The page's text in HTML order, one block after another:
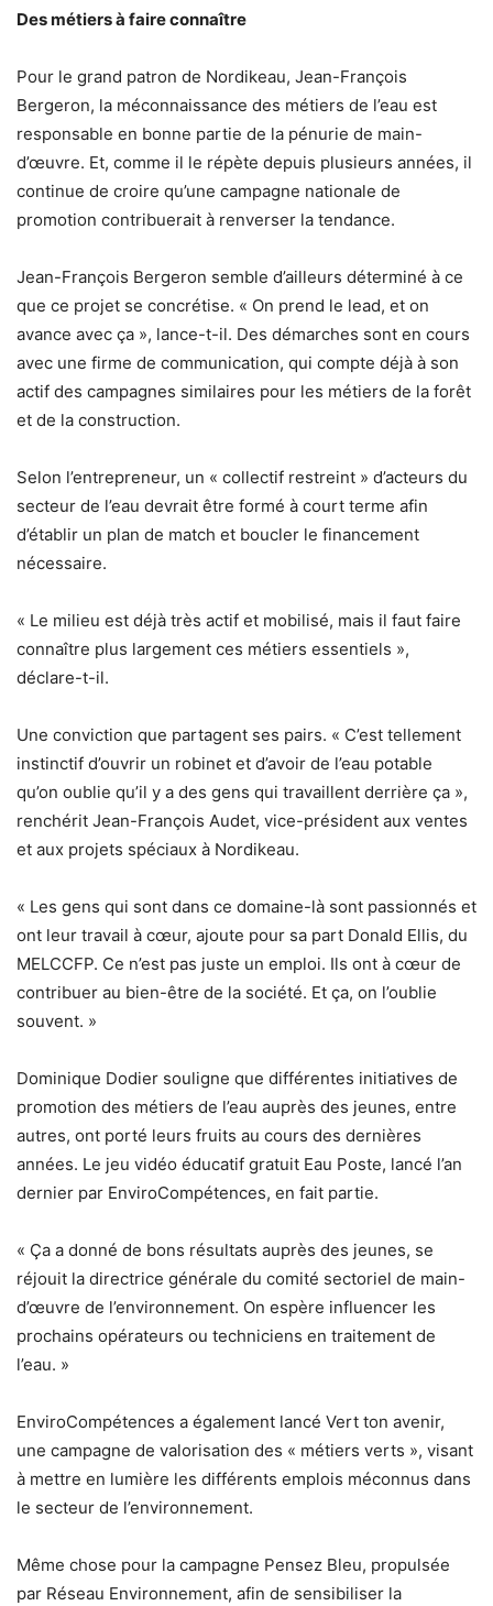
Des métiers à faire connaître
Pour le grand patron de Nordikeau, Jean-François
Bergeron, la méconnaissance des métiers de l’eau est
responsable en bonne partie de la pénurie de main-
d’œuvre. Et, comme il le répète depuis plusieurs années, il
continue de croire qu’une campagne nationale de
promotion contribuerait à renverser la tendance.
Jean-François Bergeron semble d’ailleurs déterminé à ce
que ce projet se concrétise. « On prend le lead, et on
avance avec ça », lance-t-il. Des démarches sont en cours
avec une firme de communication, qui compte déjà à son
actif des campagnes similaires pour les métiers de la forêt
et de la construction.
Selon l’entrepreneur, un « collectif restreint » d’acteurs du
secteur de l’eau devrait être formé à court terme afin
d’établir un plan de match et boucler le financement
nécessaire.
« Le milieu est déjà très actif et mobilisé, mais il faut faire
connaître plus largement ces métiers essentiels »,
déclare-t-il.
Une conviction que partagent ses pairs. « C’est tellement
instinctif d’ouvrir un robinet et d’avoir de l’eau potable
qu’on oublie qu’il y a des gens qui travaillent derrière ça »,
renchérit Jean-François Audet, vice-président aux ventes
et aux projets spéciaux à Nordikeau.
« Les gens qui sont dans ce domaine-là sont passionnés et
ont leur travail à cœur, ajoute pour sa part Donald Ellis, du
MELCCFP. Ce n’est pas juste un emploi. Ils ont à cœur de
contribuer au bien-être de la société. Et ça, on l’oublie
souvent. »
Dominique Dodier souligne que différentes initiatives de
promotion des métiers de l’eau auprès des jeunes, entre
autres, ont porté leurs fruits au cours des dernières
années. Le jeu vidéo éducatif gratuit Eau Poste, lancé l’an
dernier par EnviroCompétences, en fait partie.
« Ça a donné de bons résultats auprès des jeunes, se
réjouit la directrice générale du comité sectoriel de main-
d’œuvre de l’environnement. On espère influencer les
prochains opérateurs ou techniciens en traitement de
l’eau. »
EnviroCompétences a également lancé Vert ton avenir,
une campagne de valorisation des « métiers verts », visant
à mettre en lumière les différents emplois méconnus dans
le secteur de l’environnement.
Même chose pour la campagne Pensez Bleu, propulsée
par Réseau Environnement, afin de sensibiliser la